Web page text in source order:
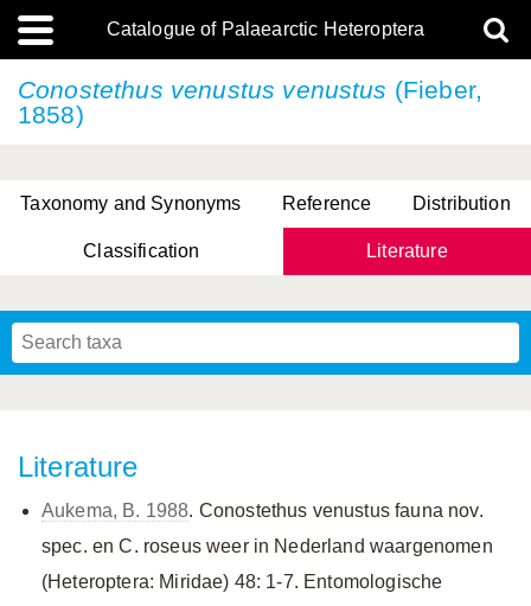
Catalogue of Palaearctic Heteroptera
Conostethus venustus venustus (Fieber,
1858)
Taxonomy and Synonyms Reference Distribution
Classification Literature
Literature
Aukema, B. 1988. Conostethus venustus fauna nov.
spec. en C. roseus weer in Nederland waargenomen
(Heteroptera: Miridae) 48: 1-7. Entomologische